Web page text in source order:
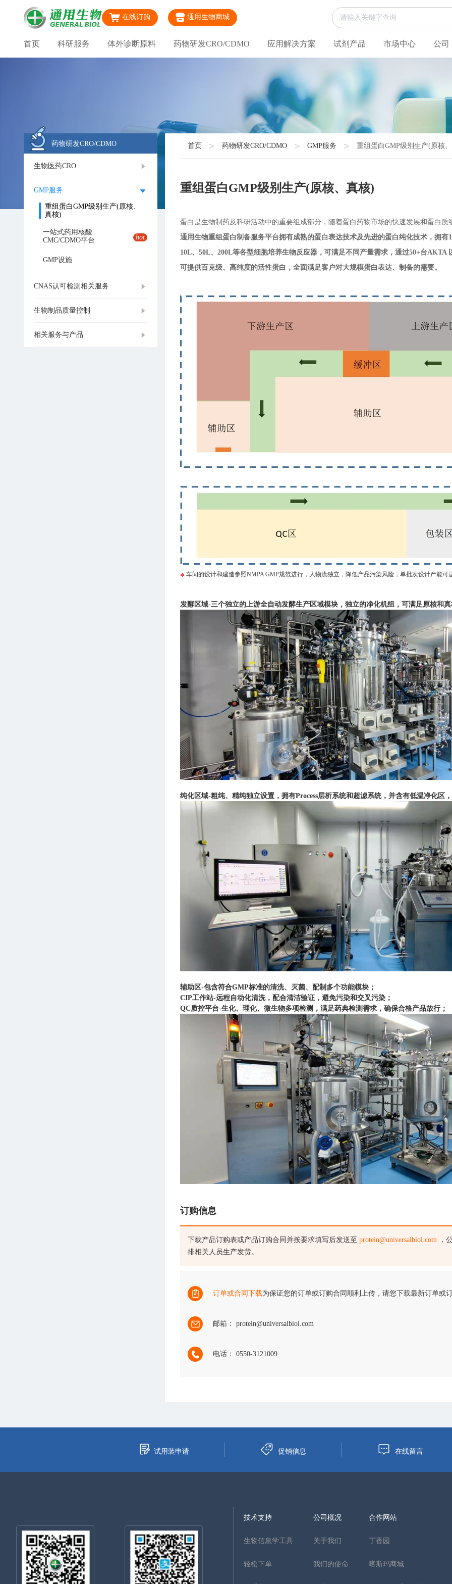
在线订购 通用生物商城
首页 科研服务 体外诊断原料 药物研发CRO/CDMO 应用解决方案 试剂产品 市场中心 公司
药物研发CRO/CDMO
生物医药CRO
GMP服务
重组蛋白GMP级别生产(原核、
真核)
一站式药用核酸
CMC/CDMO平台
hot
GMP设施
CNAS认可检测相关服务
生物制品质量控制
相关服务与产品
首页 药物研发CRO/CDMO GMP服务 重组蛋白GMP级别生产(原核
重组蛋白GMP级别生产(原核、真核)
蛋白是生物制药及科研活动中的重要组成部分，随着蛋白药物市场的快速发展和蛋白
通用生物重组蛋白制备服务平台拥有成熟的蛋白表达技术及先进的蛋白纯化技术，拥
10L、50L、200L等各型细胞培养生物反应器，可满足不同产量需求，通过50+台
可提供百克级、高纯度的活性蛋白，全面满足客户对大规模蛋白表达、制备的需要。
车间的设计和建造参照NMPA GMP规范进行，人物流独立，降低产品污染风险，单批次设计产能可
发酵区域-三个独立的上游全自动发酵生产区域模块，独立的净化机组，可满足原核和
纯化区域-粗纯、精纯独立设置，拥有Process层析系统和超滤系统，并含有低温净化区
辅助区-包含符合GMP标准的清洗、灭菌、配制多个功能模块；
CIP工作站-远程自动化清洗，配合清洁验证，避免污染和交叉污染；
QC质控平台-生化、理化、微生物多项检测，满足药典检测需求，确保合格产品放行；
订购信息
下载产品订购表或产品订购合同并按要求填写后发送至 protein@universalbiol.com ，
排相关人员生产发货。
订单或合同下载为保证您的订单或订购合同顺利上传，请您下载最新订单或
邮箱： protein@universalbiol.com
电话： 0550-3121009
试用装申请 促销信息 在线留言
技术支持
生物信息学工具
轻松下单
公司概况
关于我们
我们的使命
合作网站
丁香园
喀斯玛商城